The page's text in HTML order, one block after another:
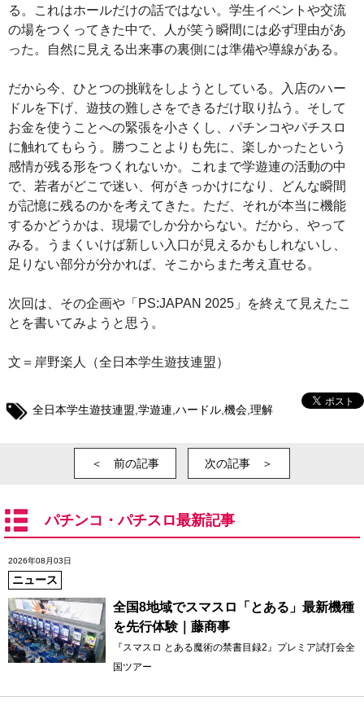
る。これはホールだけの話ではない。学生イベントや交流
の場をつくってきた中で、人が笑う瞬間には必ず理由があ
った。自然に見える出来事の裏側には準備や導線がある。
だから今、ひとつの挑戦をしようとしている。入店のハー
ドルを下げ、遊技の難しさをできるだけ取り払う。そして
お金を使うことへの緊張を小さくし、パチンコやパチスロ
に触れてもらう。勝つことよりも先に、楽しかったという
感情が残る形をつくれないか。これまで学遊連の活動の中
で、若者がどこで迷い、何がきっかけになり、どんな瞬間
が記憶に残るのかを考えてきた。ただ、それが本当に機能
するかどうかは、現場でしか分からない。だから、やって
みる。うまくいけば新しい入口が見えるかもしれないし、
足りない部分が分かれば、そこからまた考え直せる。
次回は、その企画や「PS:JAPAN 2025」を終えて見えたこ
とを書いてみようと思う。
文＝岸野楽人（全日本学生遊技連盟）
全日本学生遊技連盟 学遊連 ハードル 機会 理解
＜ 前の記事 次の記事 ＞
パチンコ・パチスロ最新記事
2026年08月03日
ニュース
全国8地域でスマスロ「とある」最新機種
を先行体験｜藤商事
『スマスロ とある魔術の禁書目録2』プレミア試打会全
国ツアー